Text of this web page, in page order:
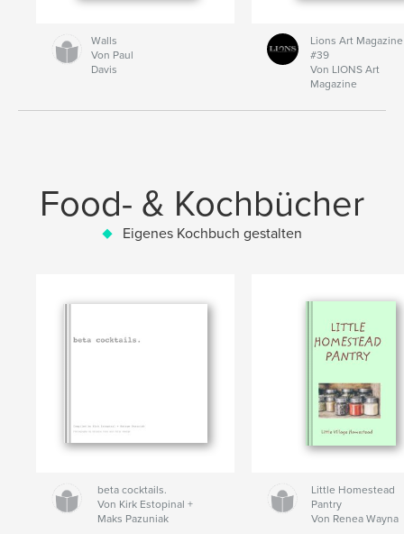
Walls
Von Paul
Davis
Lions Art Magazine
#39
Von LIONS Art
Magazine
Food- & Kochbücher
Eigenes Kochbuch gestalten
beta cocktails.
Von Kirk Estopinal +
Maks Pazuniak
Little Homestead
Pantry
Von Renea Wayna